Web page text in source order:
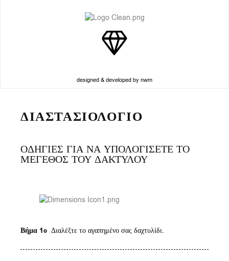
designed & developed by nwm
ΔΙΑΣΤΑΣΙΟΛΟΓΙΟ
ΟΔΗΓΙΕΣ ΓΙΑ ΝΑ ΥΠΟΛΟΓΙΣΕΤΕ ΤΟ
ΜΕΓΕΘΟΣ ΤΟΥ ΔΑΚΤΥΛΟΥ
Βήμα 1ο Διαλέξτε το αγαπημένο σας δαχτυλίδι.